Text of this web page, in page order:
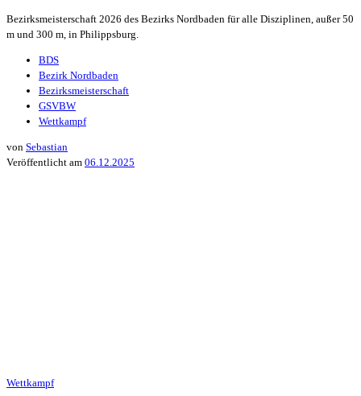
Bezirksmeisterschaft 2026 des Bezirks Nordbaden für alle Disziplinen, außer 50
m und 300 m, in Philippsburg.
BDS
Bezirk Nordbaden
Bezirksmeisterschaft
GSVBW
Wettkampf
von Sebastian
Veröffentlicht am 06.12.2025
Wettkampf